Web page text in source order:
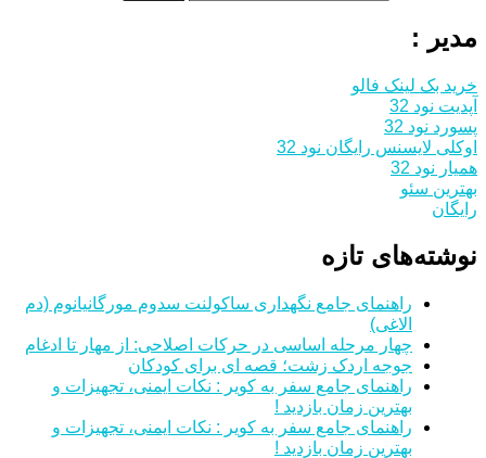
مدیر :
خرید بک لینک فالو
آپدیت نود 32
پسورد نود 32
اوکلی لایسنس رایگان نود 32
همیار نود 32
بهترین سئو
رایگان
نوشته‌های تازه
راهنمای جامع نگهداری ساکولنت سدوم مورگانیانوم (دم
الاغی)
چهار مرحله اساسی در حرکات اصلاحی: از مهار تا ادغام
جوجه اردک زشت؛ قصه ای برای کودکان
راهنمای جامع سفر به کویر : نکات ایمنی، تجهیزات و
بهترین زمان بازدید !
راهنمای جامع سفر به کویر : نکات ایمنی، تجهیزات و
بهترین زمان بازدید !